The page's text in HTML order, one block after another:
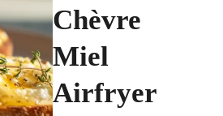
Chèvre
Miel
Airfryer